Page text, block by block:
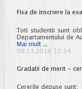
Fisa de inscriere la
Toti studentii sunt
Departamentului de
Mai mult ...
de
examenul
licenta/
09.11.2016 10:34
Gradatii de merit -
Cererile depuse sunt: